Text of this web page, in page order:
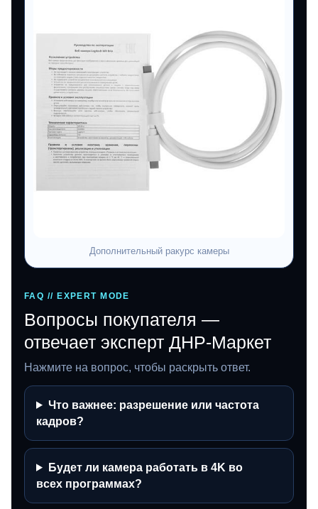
Дополнительный ракурс камеры
FAQ // EXPERT MODE
Вопросы покупателя —
отвечает эксперт ДНР-Маркет
Нажмите на вопрос, чтобы раскрыть ответ.
Что важнее: разрешение или частота
кадров?
Будет ли камера работать в 4K во
всех программах?